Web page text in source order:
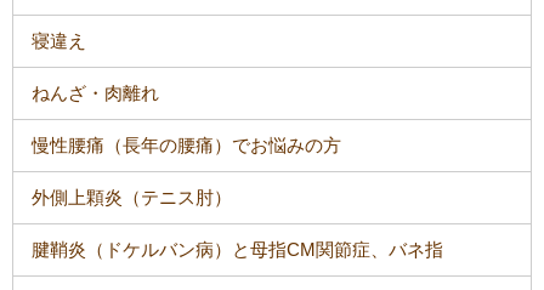
寝違え
ねんざ・肉離れ
慢性腰痛（長年の腰痛）でお悩みの方
外側上顆炎（テニス肘）
腱鞘炎（ドケルバン病）と母指CM関節症、バネ指